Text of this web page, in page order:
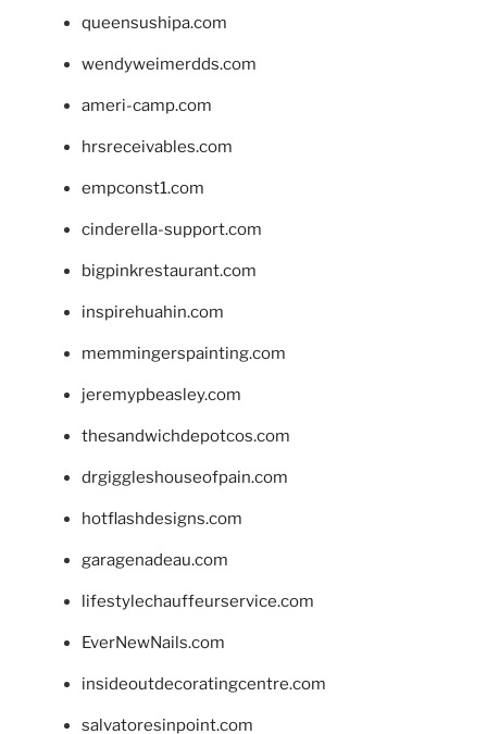
queensushipa.com
wendyweimerdds.com
ameri-camp.com
hrsreceivables.com
empconst1.com
cinderella-support.com
bigpinkrestaurant.com
inspirehuahin.com
memmingerspainting.com
jeremypbeasley.com
thesandwichdepotcos.com
drgiggleshouseofpain.com
hotflashdesigns.com
garagenadeau.com
lifestylechauffeurservice.com
EverNewNails.com
insideoutdecoratingcentre.com
salvatoresinpoint.com